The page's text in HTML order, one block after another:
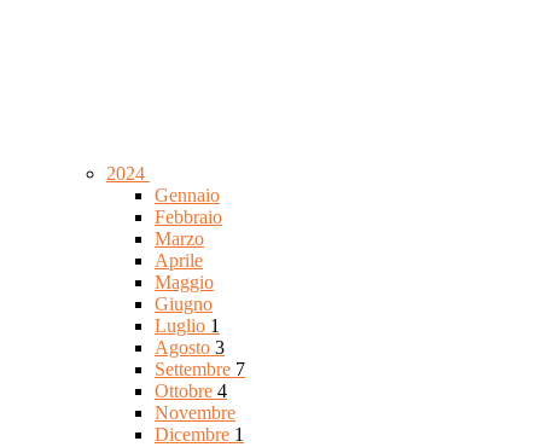
2024
Gennaio
Febbraio
Marzo
Aprile
Maggio
Giugno
Luglio 1
Agosto 3
Settembre 7
Ottobre 4
Novembre
Dicembre 1